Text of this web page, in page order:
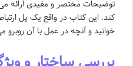
توضیحات مختصر و مفیدی ارائه
کند. این کتاب در واقع یک پل
خوانید و آنچه در عمل با آن روبرو